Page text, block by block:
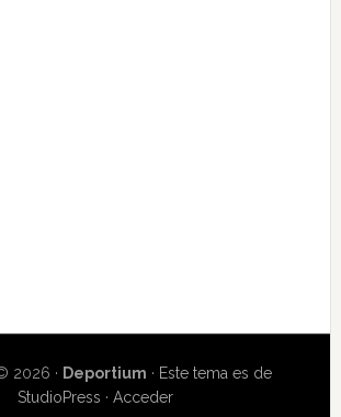
2026 · Deportium · Este tema es de
StudioPress · Acceder